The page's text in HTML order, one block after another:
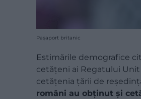
Pașaport britanic
Estimările demografice
cetățeni ai Regatului Unit
cetățenia țării de
români au obținut și